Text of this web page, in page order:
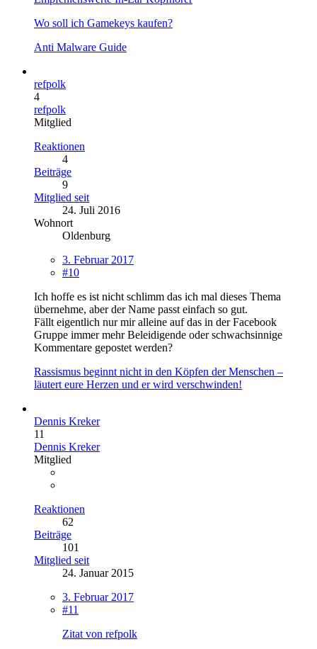
Wo soll ich Gamekeys kaufen?
Anti Malware Guide
refpolk
4
refpolk
Mitglied
Reaktionen
4
Beiträge
9
Mitglied seit
24. Juli 2016
Wohnort
Oldenburg
3. Februar 2017
#10
Ich hoffe es ist nicht schlimm das ich mal dieses Thema
übernehme, aber der Name passt einfach so gut.
Fällt eigentlich nur mir alleine auf das in der Facebook
Gruppe immer mehr Beleidigende oder schwachsinnige
Kommentare gepostet werden?
Rassismus beginnt nicht in den Köpfen der Menschen –
läutert eure Herzen und er wird verschwinden!
Dennis Kreker
11
Dennis Kreker
Mitglied
Reaktionen
62
Beiträge
101
Mitglied seit
24. Januar 2015
3. Februar 2017
#11
Zitat von refpolk